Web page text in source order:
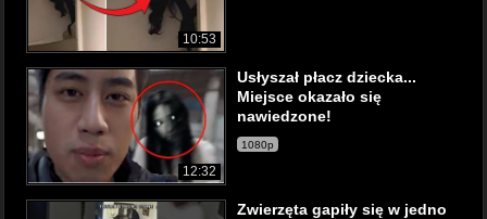
10:53
12:32
Usłyszał płacz dziecka...
Miejsce okazało się
nawiedzone!
1080p
Zwierzęta gapiły się w jedno